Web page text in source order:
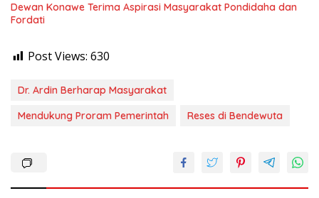
Dewan Konawe Terima Aspirasi Masyarakat Pondidaha dan
Fordati
Post Views: 630
Dr. Ardin Berharap Masyarakat
Mendukung Proram Pemerintah
Reses di Bendewuta